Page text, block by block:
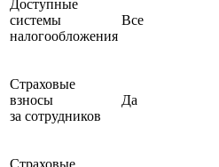
Доступные
системы
налогообложения
Все
Страховые
взносы
за сотрудников
Да
Страховые